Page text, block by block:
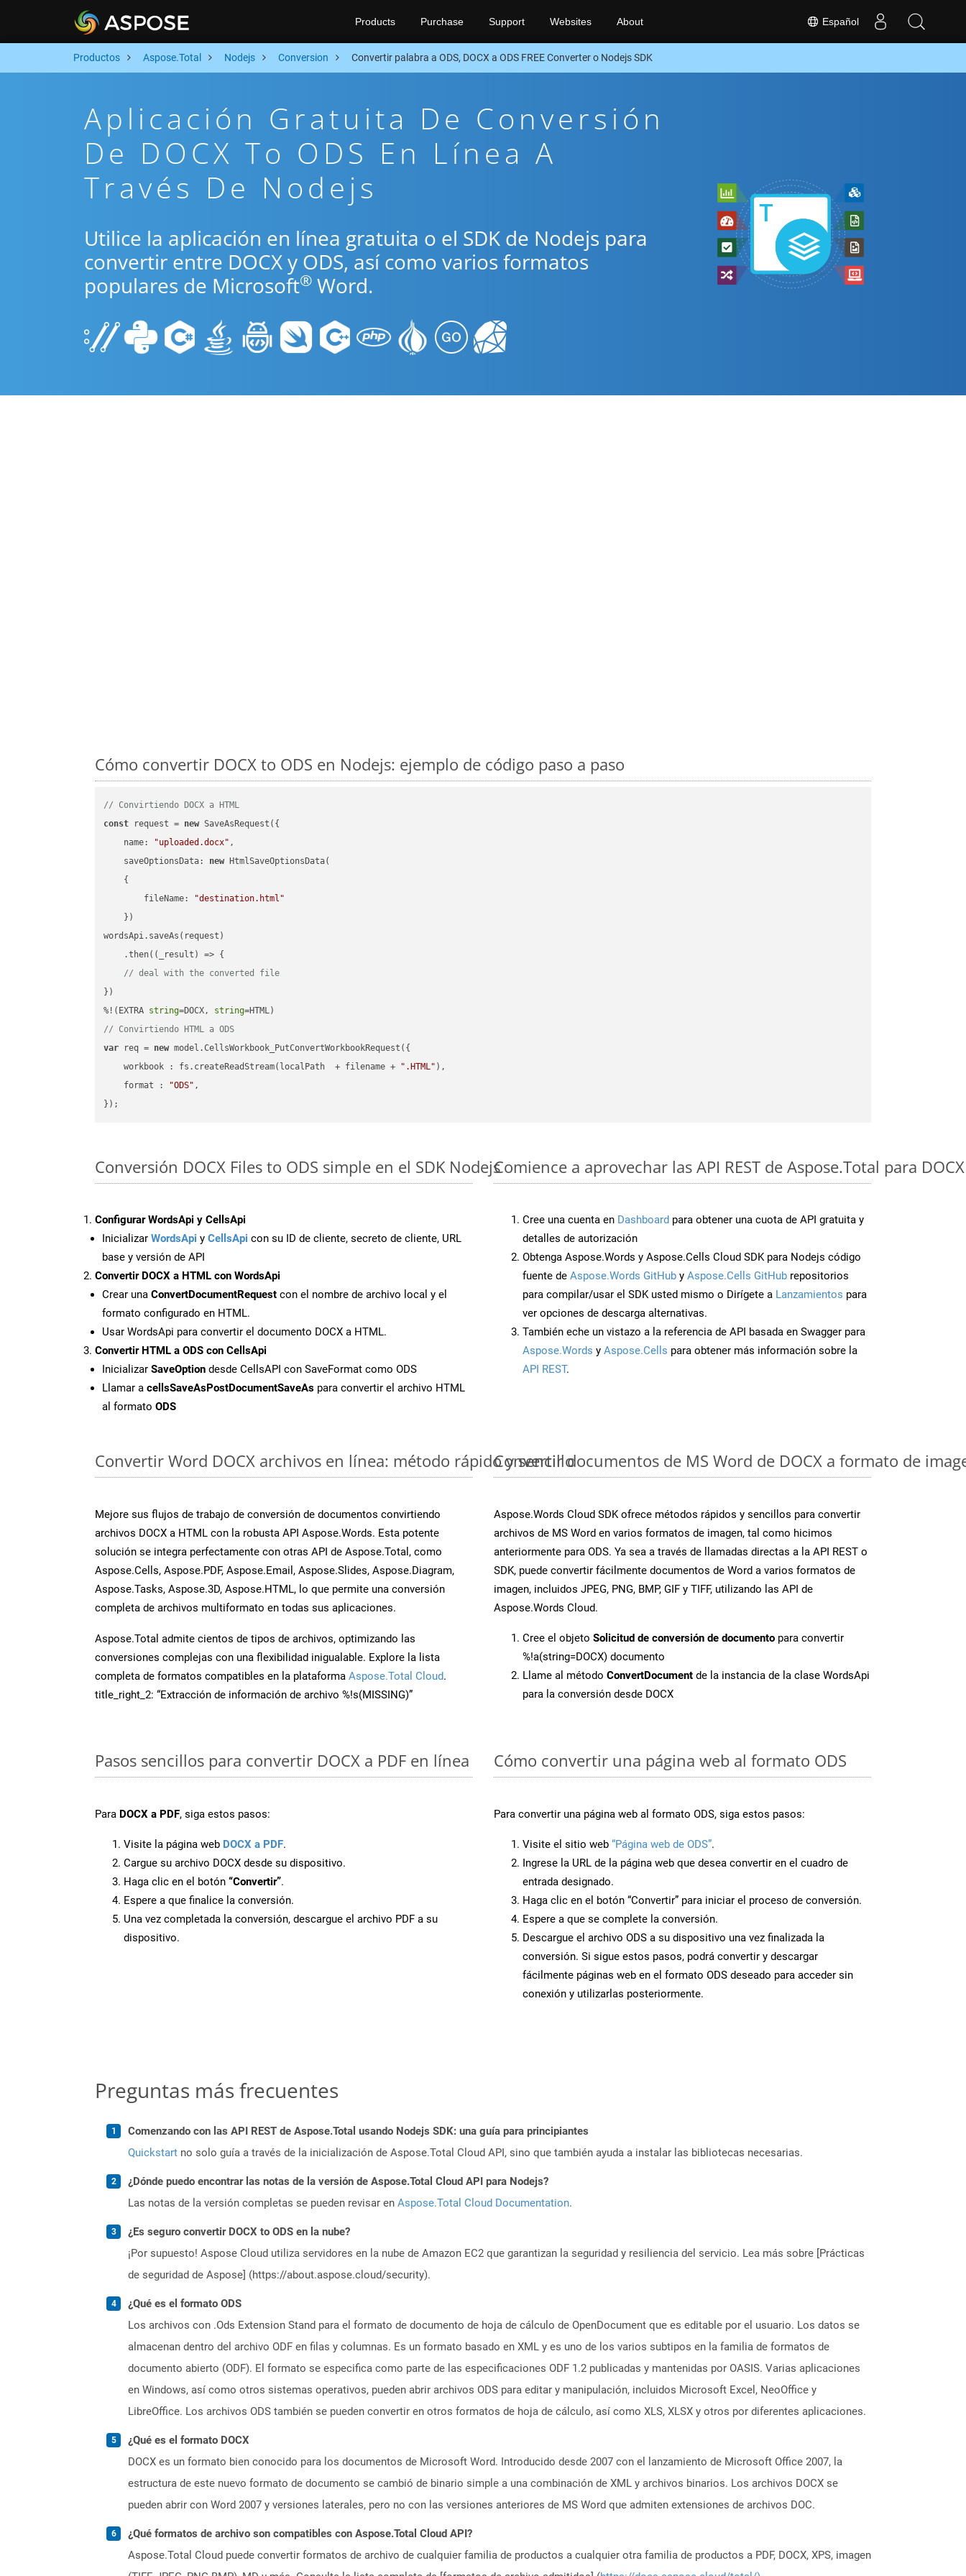
Español
Products Purchase Support Websites About
Productos Aspose.Total Nodejs Conversion Convertir palabra a ODS, DOCX a ODS FREE Converter o Nodejs SDK
Aplicación Gratuita De Conversión
De DOCX To ODS En Línea A
Través De Nodejs
Utilice la aplicación en línea gratuita o el SDK de Nodejs para
convertir entre DOCX y ODS, así como varios formatos
populares de Microsoft® Word.
Cómo convertir DOCX to ODS en Nodejs: ejemplo de código paso a paso
// Convirtiendo DOCX a HTML
const request = new SaveAsRequest({
name: "uploaded.docx" ,
saveOptionsData: new HtmlSaveOptionsData(
    {
fileName:
"destination.html"
    })
wordsApi.saveAs(request)
    .then(
( _result ) => {
// deal with the converted file
})
%!(EXTRA string=DOCX, string
// Convirtiendo HTML a ODS
var req = new model.CellsWorkbook_PutConvertWorkbookRequest({
workbook : fs.createReadStream(localPath  + filename + ".HTML" ),
format : "ODS" ,
Conversión DOCX Files to ODS simple en el SDK Nodejs
Configurar WordsApi y CellsApi
Inicializar WordsApi y CellsApi con su ID de cliente, secreto de cliente, URL
base y versión de API
Convertir DOCX a HTML con WordsApi
Crear una ConvertDocumentRequest con el nombre de archivo local y el
formato configurado en HTML.
Usar WordsApi para convertir el documento DOCX a HTML.
Convertir HTML a ODS con CellsApi
Inicializar SaveOption desde CellsAPI con SaveFormat como ODS
Llamar a cellsSaveAsPostDocumentSaveAs para convertir el archivo HTML
al formato ODS
Comience a aprovechar las API REST de Aspose.Total para
Cree una cuenta en Dashboard para obtener una cuota de API gratuita y
detalles de autorización
Obtenga Aspose.Words y Aspose.Cells Cloud SDK para Nodejs código
fuente de Aspose.Words GitHub y Aspose.Cells GitHub repositorios
para compilar/usar el SDK usted mismo o Dirígete a Lanzamientos para
ver opciones de descarga alternativas.
También eche un vistazo a la referencia de API basada en Swagger para
Aspose.Words y Aspose.Cells para obtener más información sobre la
API REST.
Convertir Word DOCX archivos en línea: método rápido y sencillo
Mejore sus flujos de trabajo de conversión de documentos convirtiendo
archivos DOCX a HTML con la robusta API Aspose.Words. Esta potente
solución se integra perfectamente con otras API de Aspose.Total, como
Aspose.Cells, Aspose.PDF, Aspose.Email, Aspose.Slides, Aspose.Diagram,
Aspose.Tasks, Aspose.3D, Aspose.HTML, lo que permite una conversión
completa de archivos multiformato en todas sus aplicaciones.
Aspose.Total admite cientos de tipos de archivos, optimizando las
conversiones complejas con una flexibilidad inigualable. Explore la lista
completa de formatos compatibles en la plataforma Aspose.Total Cloud.
title_right_2: “Extracción de información de archivo %!s(MISSING)”
Convertir documentos de MS Word de DOCX a formato de
Aspose.Words Cloud SDK ofrece métodos rápidos y sencillos para convertir
archivos de MS Word en varios formatos de imagen, tal como hicimos
anteriormente para ODS. Ya sea a través de llamadas directas a la API REST o
SDK, puede convertir fácilmente documentos de Word a varios formatos de
imagen, incluidos JPEG, PNG, BMP, GIF y TIFF, utilizando las API de
Aspose.Words Cloud.
Cree el objeto Solicitud de conversión de documento para convertir
%!a(string=DOCX) documento
Llame al método ConvertDocument de la instancia de la clase WordsApi
para la conversión desde DOCX
Pasos sencillos para convertir DOCX a PDF en línea
Para DOCX a PDF, siga estos pasos:
Visite la página web DOCX a PDF.
Cargue su archivo DOCX desde su dispositivo.
Haga clic en el botón “Convertir”.
Espere a que finalice la conversión.
Una vez completada la conversión, descargue el archivo PDF a su
dispositivo.
Cómo convertir una página web al formato ODS
Para convertir una página web al formato ODS, siga estos pasos:
Visite el sitio web “Página web de ODS”.
Ingrese la URL de la página web que desea convertir en el cuadro de
entrada designado.
Haga clic en el botón “Convertir” para iniciar el proceso de conversión.
Espere a que se complete la conversión.
Descargue el archivo ODS a su dispositivo una vez finalizada la
conversión. Si sigue estos pasos, podrá convertir y descargar
fácilmente páginas web en el formato ODS deseado para acceder sin
conexión y utilizarlas posteriormente.
Preguntas más frecuentes
Comenzando con las API REST de Aspose.Total usando Nodejs SDK: una guía para principiantes
Quickstart no solo guía a través de la inicialización de Aspose.Total Cloud API, sino que también ayuda a instalar las bibliotecas necesarias.
¿Dónde puedo encontrar las notas de la versión de Aspose.Total Cloud API para Nodejs?
Las notas de la versión completas se pueden revisar en Aspose.Total Cloud Documentation.
¿Es seguro convertir DOCX to ODS en la nube?
¡Por supuesto! Aspose Cloud utiliza servidores en la nube de Amazon EC2 que garantizan la seguridad y resiliencia del servicio. Lea más sobre [Prácticas
de seguridad de Aspose] (https://about.aspose.cloud/security).
¿Qué es el formato ODS
Los archivos con .Ods Extension Stand para el formato de documento de hoja de cálculo de OpenDocument que es editable por el usuario. Los datos se
almacenan dentro del archivo ODF en filas y columnas. Es un formato basado en XML y es uno de los varios subtipos en la familia de formatos de
documento abierto (ODF). El formato se especifica como parte de las especificaciones ODF 1.2 publicadas y mantenidas por OASIS. Varias aplicaciones
en Windows, así como otros sistemas operativos, pueden abrir archivos ODS para editar y manipulación, incluidos Microsoft Excel, NeoOffice y
LibreOffice. Los archivos ODS también se pueden convertir en otros formatos de hoja de cálculo, así como XLS, XLSX y otros por diferentes aplicaciones.
¿Qué es el formato DOCX
DOCX es un formato bien conocido para los documentos de Microsoft Word. Introducido desde 2007 con el lanzamiento de Microsoft Office 2007, la
estructura de este nuevo formato de documento se cambió de binario simple a una combinación de XML y archivos binarios. Los archivos DOCX se
pueden abrir con Word 2007 y versiones laterales, pero no con las versiones anteriores de MS Word que admiten extensiones de archivos DOC.
¿Qué formatos de archivo son compatibles con Aspose.Total Cloud API?
Aspose.Total Cloud puede convertir formatos de archivo de cualquier familia de productos a cualquier otra familia de productos a PDF, DOCX, XPS, imagen